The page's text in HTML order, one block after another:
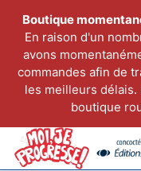
Boutique
En raison d'un
avons
commandes afin de
les meilleurs
boutique